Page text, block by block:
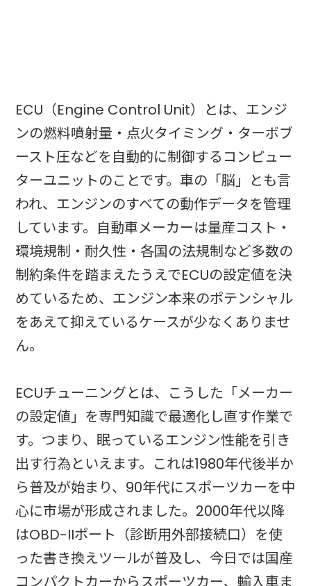
ECU（Engine Control Unit）とは、エンジ
ンの燃料噴射量・点火タイミング・ターボブ
ースト圧などを自動的に制御するコンピュー
ターユニットのことです。車の「脳」とも言
われ、エンジンのすべての動作データを管理
しています。自動車メーカーは量産コスト・
環境規制・耐久性・各国の法規制など多数の
制約条件を踏まえたうえでECUの設定値を決
めているため、エンジン本来のポテンシャル
をあえて抑えているケースが少なくありませ
ん。
ECUチューニングとは、こうした「メーカー
の設定値」を専門知識で最適化し直す作業で
す。つまり、眠っているエンジン性能を引き
出す行為といえます。これは1980年代後半か
ら普及が始まり、90年代にスポーツカーを中
心に市場が形成されました。2000年代以降
はOBD-IIポート（診断用外部接続口）を使
った書き換えツールが普及し、今日では国産
コンパクトカーからスポーツカー、輸入車ま